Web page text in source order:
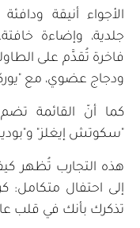
الأجواء أنيقة
جلدية، وإضاءة
فاخرة تُقدَّم على
ودجاج عضوي، مع
كما أنّ القائمة
"سكوتش إيغلز"
هذه التجارب تُظهر
إلى احتفال متكامل:
تذكرك بأنك في قلب